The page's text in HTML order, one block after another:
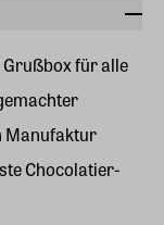
für alle
Manufaktur
Chocolatier-